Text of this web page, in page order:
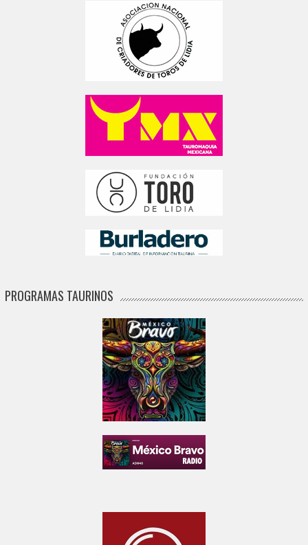
PROGRAMAS TAURINOS